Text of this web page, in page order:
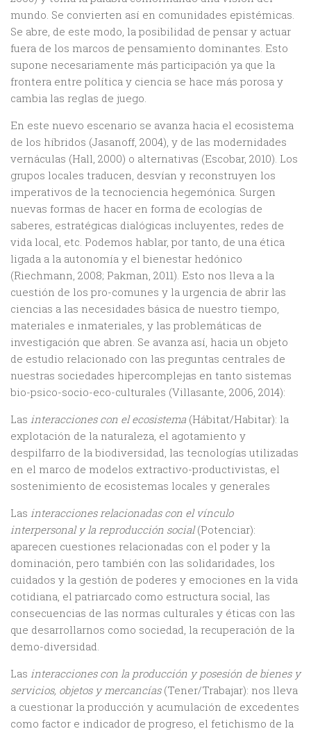
mundo. Se convierten así en comunidades epistémicas.
Se abre, de este modo, la posibilidad de pensar y actuar
fuera de los marcos de pensamiento dominantes. Esto
supone necesariamente más participación ya que la
frontera entre política y ciencia se hace más porosa y
cambia las reglas de juego.
En este nuevo escenario se avanza hacia el ecosistema
de los híbridos (Jasanoff, 2004), y de las modernidades
vernáculas (Hall, 2000) o alternativas (Escobar, 2010). Los
grupos locales traducen, desvían y reconstruyen los
imperativos de la tecnociencia hegemónica. Surgen
nuevas formas de hacer en forma de ecologías de
saberes, estratégicas dialógicas incluyentes, redes de
vida local, etc. Podemos hablar, por tanto, de una ética
ligada a la autonomía y el bienestar hedónico
(Riechmann, 2008; Pakman, 2011). Esto nos lleva a la
cuestión de los pro-comunes y la urgencia de abrir las
ciencias a las necesidades básica de nuestro tiempo,
materiales e inmateriales, y las problemáticas de
investigación que abren. Se avanza así, hacia un objeto
de estudio relacionado con las preguntas centrales de
nuestras sociedades hipercomplejas en tanto sistemas
bio-psico-socio-eco-culturales (Villasante, 2006, 2014):
Las interacciones con el ecosistema (Hábitat/Habitar): la
explotación de la naturaleza, el agotamiento y
despilfarro de la biodiversidad, las tecnologías utilizadas
en el marco de modelos extractivo-productivistas, el
sostenimiento de ecosistemas locales y generales
Las interacciones relacionadas con el vínculo
interpersonal y la reproducción social(Potenciar):
aparecen cuestiones relacionadas con el poder y la
dominación, pero también con las solidaridades, los
cuidados y la gestión de poderes y emociones en la vida
cotidiana, el patriarcado como estructura social, las
consecuencias de las normas culturales y éticas con las
que desarrollarnos como sociedad, la recuperación de la
demo-diversidad.
Las interacciones con la producción y posesión de bienes y
servicios, objetos y mercancías(Tener/Trabajar): nos lleva
a cuestionar la producción y acumulación de excedentes
como factor e indicador de progreso, el fetichismo de la